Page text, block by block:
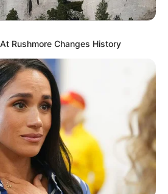
Rushmore Changes History